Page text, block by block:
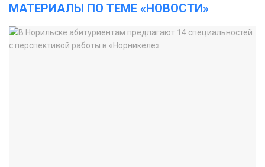
МАТЕРИАЛЫ ПО ТЕМЕ «НОВОСТИ»